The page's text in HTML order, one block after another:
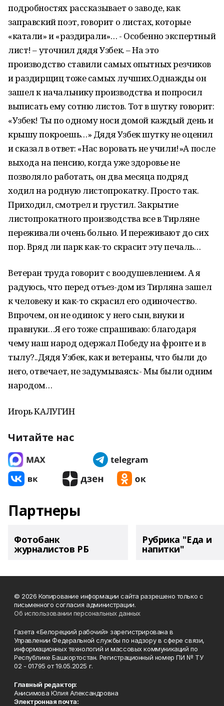
подробностях рассказывает о заводе, как
заправский поэт, говорит о листах, которые
«катали» и «раздирали»… - Особенно экспертный
лист! – уточнил дядя Узбек. – На это
производство ставили самых опытных резчиков
и раздирщиц тоже самых лучших.Однажды он
зашел к начальнику производства и попросил
выписать ему сотню листов. Тот в шутку говорит:
«Узбек! Ты по одному носи домой каждый день и
крышу покроешь…» Дядя Узбек шутку не оценил
и сказал в ответ: «Нас воровать не учили!»А после
выхода на пенсию, когда уже здоровье не
позволяло работать, он два месяца подряд
ходил на родную листопрокатку. Просто так.
Приходил, смотрел и грустил. Закрытие
листопрокатного производства все в Тирляне
переживали очень больно. И переживают до сих
пор. Вряд ли парк как-то скрасит эту печаль…
Ветеран труда говорит с воодушевлением. А я
радуюсь, что перед отъез-дом из Тирляна зашел
к человеку и как-то скрасил его одиночество.
Впрочем, он не одинок: у него сын, внуки и
правнуки…Я его тоже спрашиваю: благодаря
чему наш народ одержал Победу на фронте и в
тылу?..Дядя Узбек, как и ветераны, что были до
него, отвечает, не задумываясь:- Мы были одним
народом…
Игорь КАЛУГИН
Читайте нас
Партнеры
Фотобанк
журналистов РБ
Рубрика "Еда и
напитки"
© 2026 Копирование информации сайта разрешено только с
письменного согласия администрации.
Об использовании персональных данных
Газета «Белорецкий рабочий» зарегистрирована в
Управлении Федеральной службы по надзору в сфере связи,
информационных технологий и массовых коммуникаций по
Республике Башкортостан. Регистрационный номер ПИ № ТУ
02 - 01795 от 19.05.2025 г.
Главный редактор:
Анисимова Юлия Александровна
Электронная почта: